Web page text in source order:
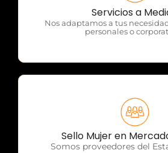
Servicios a
Nos adaptamos a tus
personales o
OTP
Sello Mujer en
Somos proveedores del
OTP Servicios